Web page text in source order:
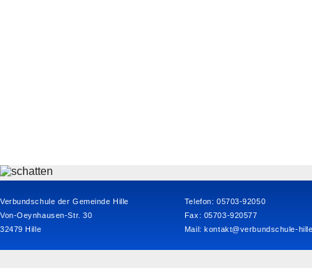
Verbundschule der Gemeinde Hille
Von-Oeynhausen-Str. 30
32479 Hille
Telefon: 05703-92050
Fax: 05703-920577
Mail:kontakt@verbundschule-